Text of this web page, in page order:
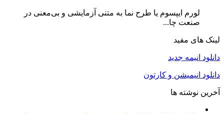
لورم ایپسوم یا طرح‌ نما به متنی آزمایشی و بی‌معنی در
صنعت چا...
لینک های مفید
دانلود انیمه جدید
دانلود انیمیشن و کارتون
آخرین نوشته ها